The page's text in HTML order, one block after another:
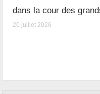
dans la cour des
20 juillet 2026